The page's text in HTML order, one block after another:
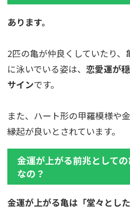
あります。
2匹の亀が仲良くしていたり
に泳いでいる姿は、 恋愛運が
サインです。
また、ハート形の甲羅模様や
縁起が良いとされています。
金運が上がる前兆として
なの？
金運が上がる亀は「堂々とし